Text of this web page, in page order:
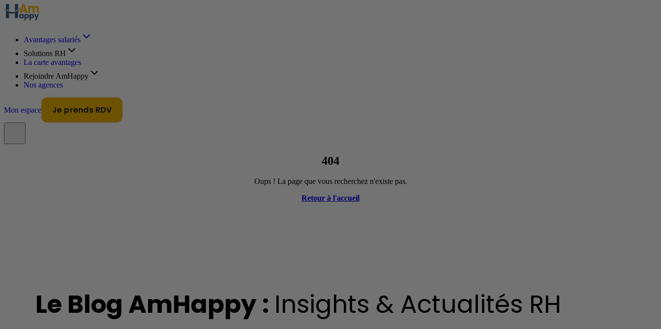
Avantages salariés
Solutions RH
La carte avantages
Rejoindre AmHappy
Nos agences
Mon espace Je prends RDV
404
Oups ! La page que vous recherchez n'existe pas.
Retour à l'accueil
Le Blog AmHappy : Insights & Actualités RH